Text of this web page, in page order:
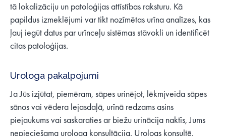
tā lokalizāciju un patoloģijas attīstības raksturu. Kā
papildus izmeklējumi var tikt nozīmētas urīna analīzes, kas
ļauj iegūt datus par urīnceļu sistēmas stāvokli un identificēt
citas patoloģijas.
Urologa pakalpojumi
Ja Jūs izjūtat, piemēram, sāpes urinējot, lēkmjveida sāpes
sānos vai vēdera lejasdaļā, urīnā redzams asins
piejaukums vai saskaraties ar biežu urinācija naktīs, Jums
nepieciešama urologa konsultācija. Urologs konsultē,